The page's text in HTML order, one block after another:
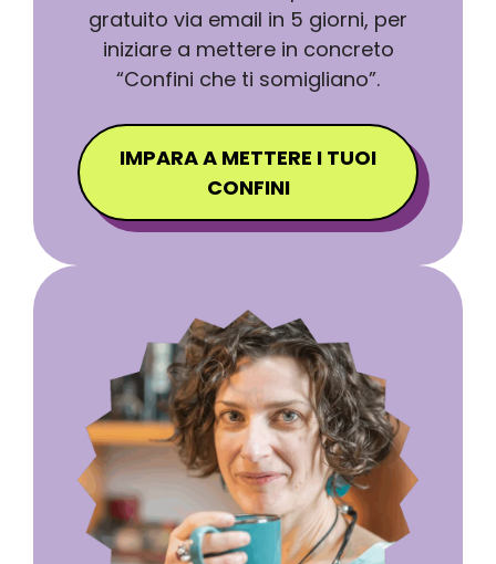
gratuito via email in 5 giorni, per
iniziare a mettere in concreto
“Confini che ti somigliano”.
IMPARA A METTERE I TUOI
CONFINI